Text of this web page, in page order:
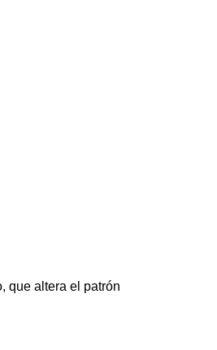
que altera el patrón